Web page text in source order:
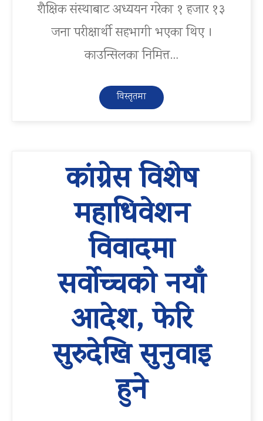
शैक्षिक संस्थाबाट अध्ययन गरेका १ हजार १३
जना परीक्षार्थी सहभागी भएका थिए ।
काउन्सिलका निमित्त…
विस्तृतमा
कांग्रेस विशेष
महाधिवेशन
विवादमा
सर्वोच्चको नयाँ
आदेश, फेरि
सुरुदेखि सुनुवाइ
हुने